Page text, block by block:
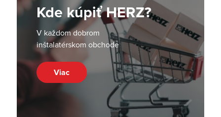
Kde kúpiť HERZ?
V každom dobrom
inštalatérskom obchode
Viac